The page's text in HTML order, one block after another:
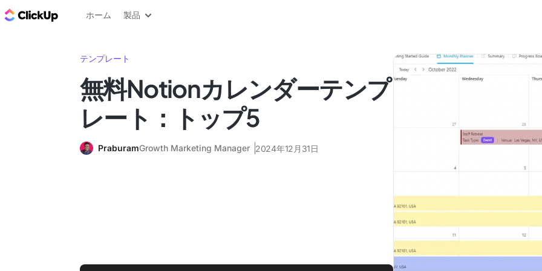
ClickUp ブログ
ホーム 製品
テンプレート
無料Notionカレンダーテンプ
レート：トップ5
PraburamGrowth Marketing Manager 2024年12月31日